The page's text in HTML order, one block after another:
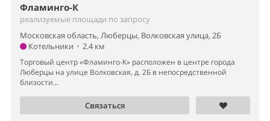
Фламинго-К
реализуемые площади по запросу
Московская область, Люберцы, Волковская улица, 2Б
Котельники • 2.4 км
Торговый центр «Фламинго-К» расположен в центре города
Люберцы на улице Волковская, д. 2Б в непосредственной
близости...
Связаться